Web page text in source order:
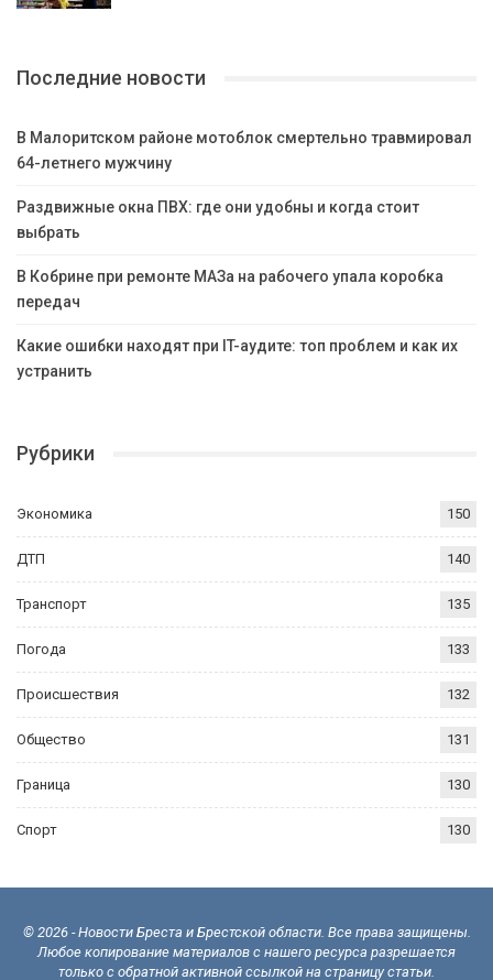
Последние новости
В Малоритском районе мотоблок смертельно травмировал
64-летнего мужчину
Раздвижные окна ПВХ: где они удобны и когда стоит
выбрать
В Кобрине при ремонте МАЗа на рабочего упала коробка
передач
Какие ошибки находят при IT-аудите: топ проблем и как их
устранить
Рубрики
Экономика 150
ДТП 140
Транспорт 135
Погода 133
Происшествия 132
Общество 131
Граница 130
Спорт 130
© 2026 - Новости Бреста и Брестской области. Все права защищены.
Любое копирование материалов с нашего ресурса разрешается
только с обратной активной ссылкой на страницу статьи.